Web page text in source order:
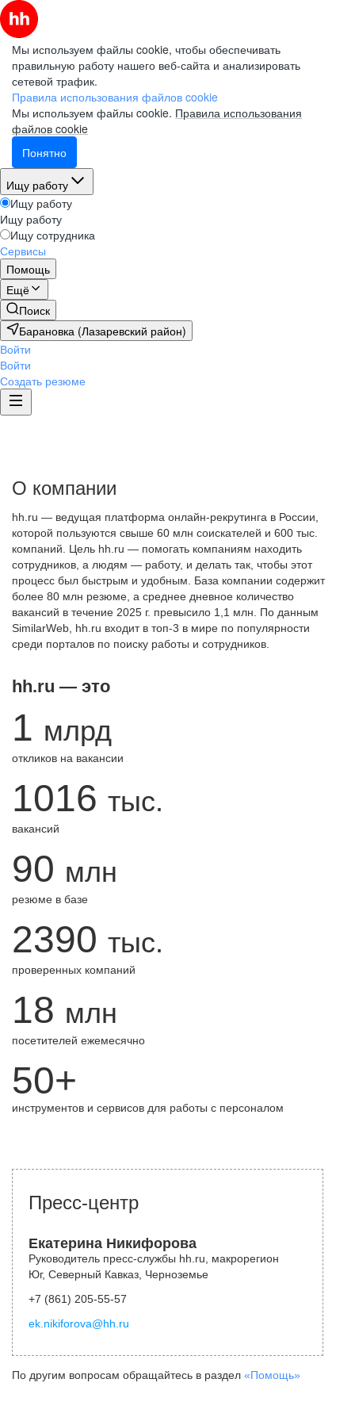
Мы используем файлы cookie, чтобы обеспечивать
правильную работу нашего веб-сайта и анализировать
сетевой трафик.
Правила использования файлов cookie
Мы используем файлы cookie. Правила использования
файлов cookie
Понятно
Ищу работу
Ищу работу
Ищу работу
Ищу сотрудника
Сервисы
Помощь
Ещё
Поиск
Барановка (Лазаревский район)
Войти
Войти
Создать резюме
О компании
hh.ru — ведущая платформа онлайн-рекрутинга в России,
которой пользуются свыше 60 млн соискателей и 600 тыс.
компаний. Цель hh.ru — помогать компаниям находить
сотрудников, а людям — работу, и делать так, чтобы этот
процесс был быстрым и удобным. База компании содержит
более 80 млн резюме, а среднее дневное количество
вакансий в течение 2025 г. превысило 1,1 млн. По данным
SimilarWeb, hh.ru входит в топ-3 в мире по популярности
среди порталов по поиску работы и сотрудников.
hh.ru — это
1 млрд
откликов на вакансии
1016 тыс.
вакансий
90 млн
резюме в базе
2390 тыс.
проверенных компаний
18 млн
посетителей ежемесячно
50+
инструментов и сервисов для работы с персоналом
Пресс-центр
Екатерина Никифорова
Руководитель пресс-службы hh.ru, макрорегион
Юг, Северный Кавказ, Черноземье
+7 (861) 205-55-57
ek.nikiforova@hh.ru
По другим вопросам обращайтесь в раздел «Помощь»